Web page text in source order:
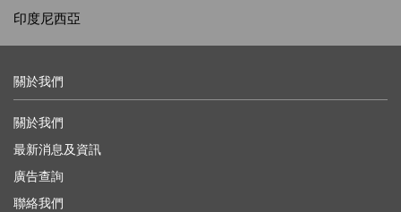
印度尼西亞
關於我們
關於我們
最新消息及資訊
廣告查詢
聯絡我們